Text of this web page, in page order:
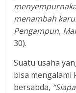
menambah
Pengampun,
30).
Suatu usaha
bisa mengalami
bersabda,